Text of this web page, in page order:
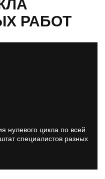
РАБОТ
нулевого цикла по всей
специалистов разных